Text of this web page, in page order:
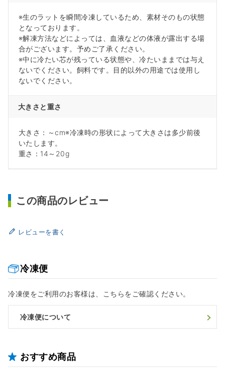
冷凍便
冷凍便をご利用のお客様は、こちらをご確認ください。
冷凍便について
おすすめ商品
※生のラットを瞬間冷凍しているため、素材そのもの状態
となっております。
※解凍方法などによっては、血液などの体液が露出する場
合がございます。予めご了承ください。
※中に冷たい芯が残っている状態や、冷たいままでは与え
ないでください。飼料です。目的以外の用途では使用し
ないでください。
大きさと重さ
大きさ：～cm※冷凍時の形状によって大きさは多少前後
いたします。
重さ：14～20g
この商品のレビュー
レビューを書く